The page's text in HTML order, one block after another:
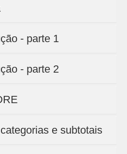
- parte 1
- parte 2
e subtotais